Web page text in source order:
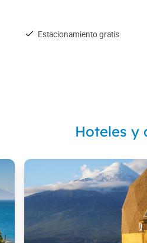
Estacionamiento gratis
Hoteles y